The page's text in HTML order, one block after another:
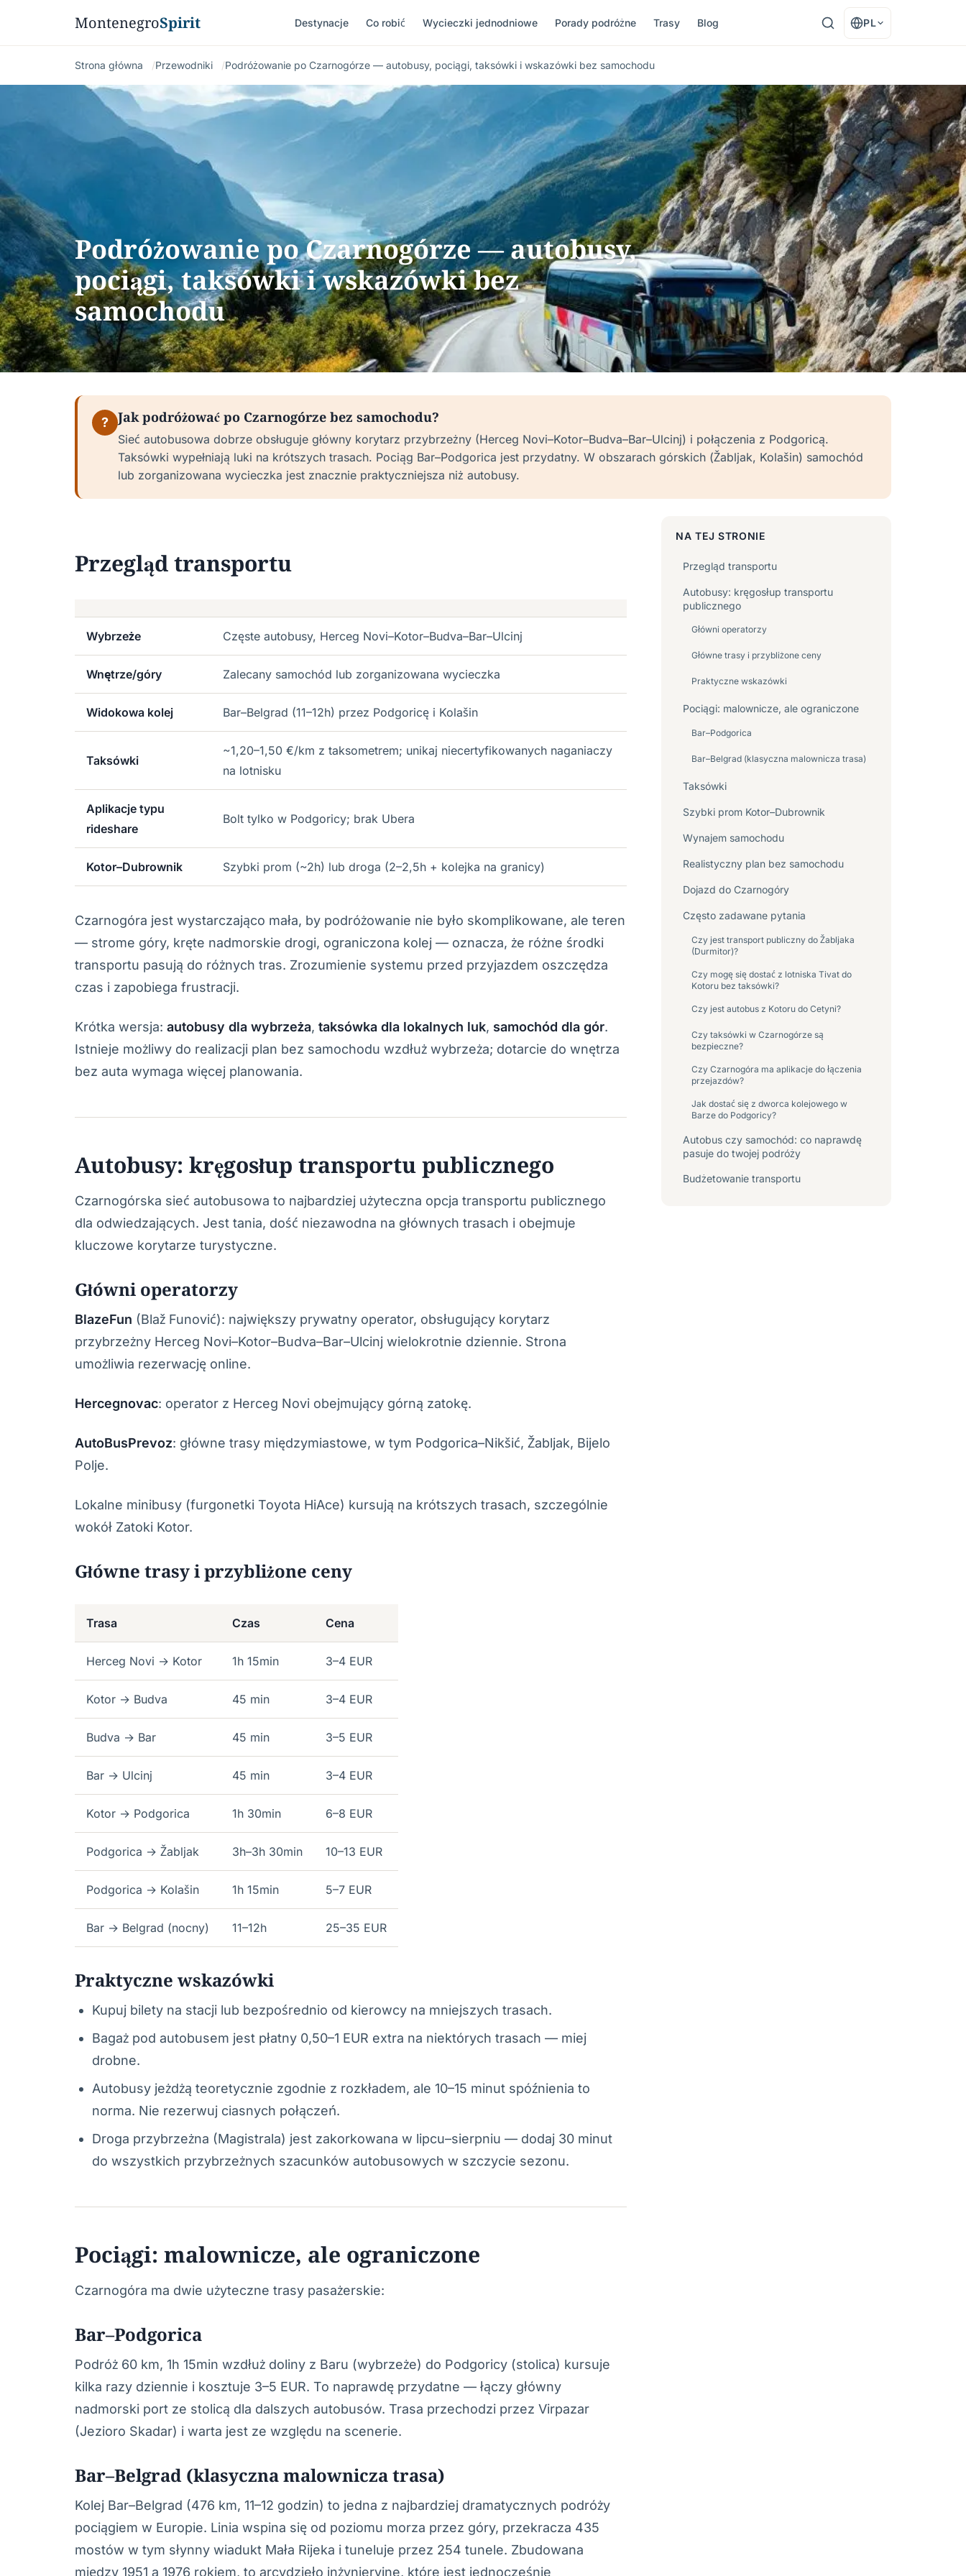
MontenegroSpirit Destynacje Co robić Wycieczki jednodniowe Porady podróżne Trasy Blog PL
Strona główna Przewodniki Podróżowanie po Czarnogórze — autobusy, pociągi, taksówki i wskazówki bez samochodu
Podróżowanie po Czarnogórze — autobusy,
pociągi, taksówki i wskazówki bez
samochodu
? Jak podróżować po Czarnogórze bez samochodu?
Sieć autobusowa dobrze obsługuje główny korytarz przybrzeżny (Herceg Novi–Kotor–Budva–Bar–Ulcinj) i połączenia z Podgoricą.
Taksówki wypełniają luki na krótszych trasach. Pociąg Bar–Podgorica jest przydatny. W obszarach górskich (Žabljak, Kolašin) samochód
lub zorganizowana wycieczka jest znacznie praktyczniejsza niż autobusy.
Przegląd transportu
Wybrzeże Częste autobusy, Herceg Novi–Kotor–Budva–Bar–Ulcinj
Wnętrze/góry Zalecany samochód lub zorganizowana wycieczka
Widokowa kolej Bar–Belgrad (11–12h) przez Podgoricę i Kolašin
Taksówki
~1,20–1,50 €/km z taksometrem; unikaj niecertyfikowanych naganiaczy
na lotnisku
Aplikacje typu
rideshare
Bolt tylko w Podgoricy; brak Ubera
Kotor–Dubrownik Szybki prom (~2h) lub droga (2–2,5h + kolejka na granicy)
Czarnogóra jest wystarczająco mała, by podróżowanie nie było skomplikowane, ale teren
— strome góry, kręte nadmorskie drogi, ograniczona kolej — oznacza, że różne środki
transportu pasują do różnych tras. Zrozumienie systemu przed przyjazdem oszczędza
czas i zapobiega frustracji.
Krótka wersja: autobusy dla wybrzeża, taksówka dla lokalnych luk, samochód dla gór.
Istnieje możliwy do realizacji plan bez samochodu wzdłuż wybrzeża; dotarcie do wnętrza
bez auta wymaga więcej planowania.
Autobusy: kręgosłup transportu publicznego
Czarnogórska sieć autobusowa to najbardziej użyteczna opcja transportu publicznego
dla odwiedzających. Jest tania, dość niezawodna na głównych trasach i obejmuje
kluczowe korytarze turystyczne.
Główni operatorzy
BlazeFun (Blaž Funović): największy prywatny operator, obsługujący korytarz
przybrzeżny Herceg Novi–Kotor–Budva–Bar–Ulcinj wielokrotnie dziennie. Strona
umożliwia rezerwację online.
Hercegnovac: operator z Herceg Novi obejmujący górną zatokę.
AutoBusPrevoz: główne trasy międzymiastowe, w tym Podgorica–Nikšić, Žabljak, Bijelo
Polje.
Lokalne minibusy (furgonetki Toyota HiAce) kursują na krótszych trasach, szczególnie
wokół Zatoki Kotor.
Główne trasy i przybliżone ceny
Trasa Czas Cena
Herceg Novi → Kotor 1h 15min 3–4 EUR
Kotor → Budva 45 min 3–4 EUR
Budva → Bar 45 min 3–5 EUR
Bar → Ulcinj 45 min 3–4 EUR
Kotor → Podgorica 1h 30min 6–8 EUR
Podgorica → Žabljak 3h–3h 30min 10–13 EUR
Podgorica → Kolašin 1h 15min 5–7 EUR
Bar → Belgrad (nocny) 11–12h 25–35 EUR
Praktyczne wskazówki
Kupuj bilety na stacji lub bezpośrednio od kierowcy na mniejszych trasach.
Bagaż pod autobusem jest płatny 0,50–1 EUR extra na niektórych trasach — miej
drobne.
Autobusy jeżdżą teoretycznie zgodnie z rozkładem, ale 10–15 minut spóźnienia to
norma. Nie rezerwuj ciasnych połączeń.
Droga przybrzeżna (Magistrala) jest zakorkowana w lipcu–sierpniu — dodaj 30 minut
do wszystkich przybrzeżnych szacunków autobusowych w szczycie sezonu.
Pociągi: malownicze, ale ograniczone
Czarnogóra ma dwie użyteczne trasy pasażerskie:
Bar–Podgorica
Podróż 60 km, 1h 15min wzdłuż doliny z Baru (wybrzeże) do Podgoricy (stolica) kursuje
kilka razy dziennie i kosztuje 3–5 EUR. To naprawdę przydatne — łączy główny
nadmorski port ze stolicą dla dalszych autobusów. Trasa przechodzi przez Virpazar
(Jezioro Skadar) i warta jest ze względu na scenerie.
Bar–Belgrad (klasyczna malownicza trasa)
Kolej Bar–Belgrad (476 km, 11–12 godzin) to jedna z najbardziej dramatycznych podróży
pociągiem w Europie. Linia wspina się od poziomu morza przez góry, przekracza 435
mostów w tym słynny wiadukt Mała Rijeka i tuneluje przez 254 tunele. Zbudowana
między 1951 a 1976 rokiem, to arcydzieło inżynieryjne, które jest jednocześnie
NA TEJ STRONIE
Przegląd transportu
Autobusy: kręgosłup transportu
publicznego
Główni operatorzy
Główne trasy i przybliżone ceny
Praktyczne wskazówki
Pociągi: malownicze, ale ograniczone
Bar–Podgorica
Bar–Belgrad (klasyczna malownicza trasa)
Taksówki
Szybki prom Kotor–Dubrownik
Wynajem samochodu
Realistyczny plan bez samochodu
Dojazd do Czarnogóry
Często zadawane pytania
Czy jest transport publiczny do Žabljaka
(Durmitor)?
Czy mogę się dostać z lotniska Tivat do
Kotoru bez taksówki?
Czy jest autobus z Kotoru do Cetyni?
Czy taksówki w Czarnogórze są
bezpieczne?
Czy Czarnogóra ma aplikacje do łączenia
przejazdów?
Jak dostać się z dworca kolejowego w
Barze do Podgoricy?
Autobus czy samochód: co naprawdę
pasuje do twojej podróży
Budżetowanie transportu